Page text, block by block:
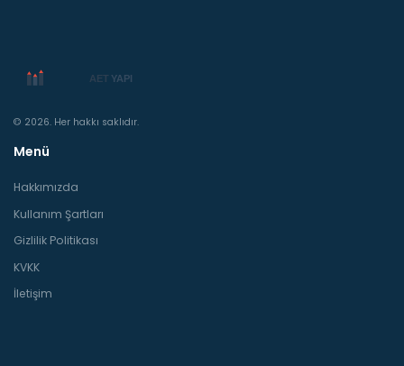
© 2026. Her hakkı saklıdır.
Menü
Hakkımızda
Kullanım Şartları
Gizlilik Politikası
KVKK
İletişim